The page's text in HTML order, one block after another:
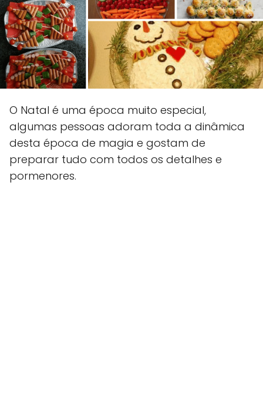
O Natal é uma época muito especial,
algumas pessoas adoram toda a dinâmica
desta época de magia e gostam de
preparar tudo com todos os detalhes e
pormenores.